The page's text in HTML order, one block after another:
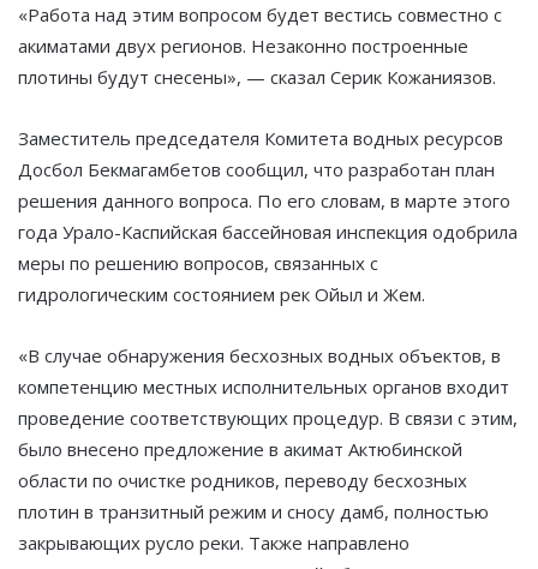
«Работа над этим вопросом будет вестись совместно с
акиматами двух регионов. Незаконно построенные
плотины будут снесены», — сказал Серик Кожаниязов.
Заместитель председателя Комитета водных ресурсов
Досбол Бекмагамбетов сообщил, что разработан план
решения данного вопроса. По его словам, в марте этого
года Урало-Каспийская бассейновая инспекция одобрила
меры по решению вопросов, связанных с
гидрологическим состоянием рек Ойыл и Жем.
«В случае обнаружения бесхозных водных объектов, в
компетенцию местных исполнительных органов входит
проведение соответствующих процедур. В связи с этим,
было внесено предложение в акимат Актюбинской
области по очистке родников, переводу бесхозных
плотин в транзитный режим и сносу дамб, полностью
закрывающих русло реки. Также направлено